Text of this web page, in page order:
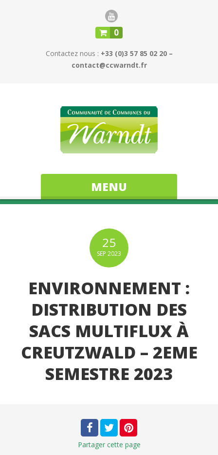
0
Contactez nous : +33 (0)3 57 85 02 20 –
contact@ccwarndt.fr
MENU
25
SEP 2023
ENVIRONNEMENT :
DISTRIBUTION DES
SACS MULTIFLUX À
CREUTZWALD – 2EME
SEMESTRE 2023
Partager cette page